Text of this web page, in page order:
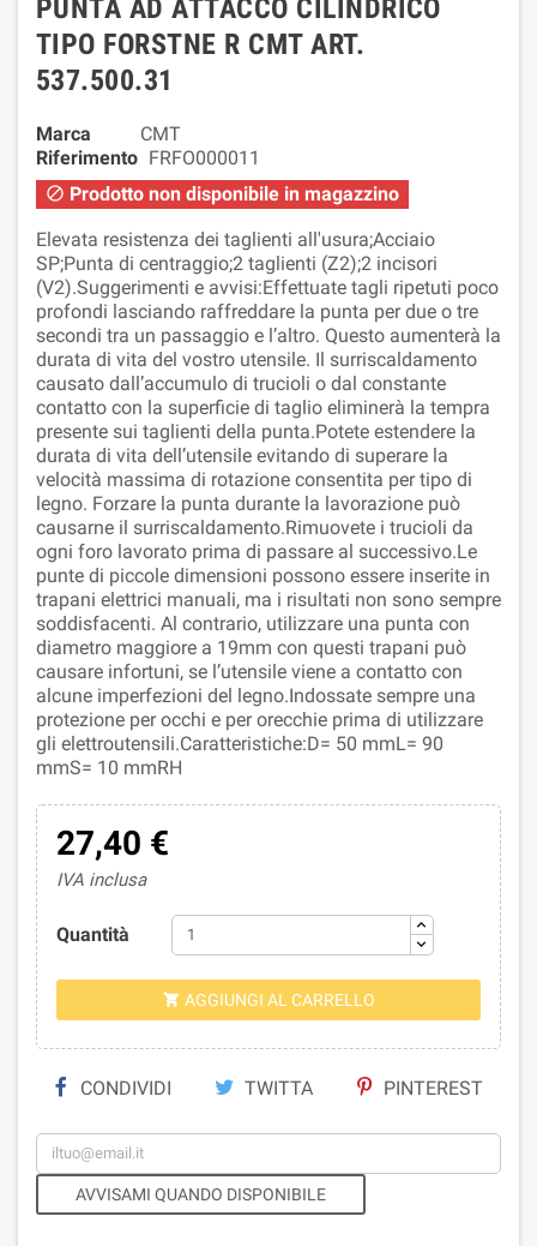
PUNTA AD ATTACCO CILINDRICO
TIPO FORSTNE R CMT ART.
537.500.31
Marca
CMT
Riferimento FRFO000011
 Prodotto non disponibile in magazzino
Elevata resistenza dei taglienti all'usura;Acciaio
SP;Punta di centraggio;2 taglienti (Z2);2 incisori
(V2).Suggerimenti e avvisi:Effettuate tagli ripetuti poco
profondi lasciando raffreddare la punta per due o tre
secondi tra un passaggio e l’altro. Questo aumenterà la
durata di vita del vostro utensile. Il surriscaldamento
causato dall’accumulo di trucioli o dal constante
contatto con la superficie di taglio eliminerà la tempra
presente sui taglienti della punta.Potete estendere la
durata di vita dell’utensile evitando di superare la
velocità massima di rotazione consentita per tipo di
legno. Forzare la punta durante la lavorazione può
causarne il surriscaldamento.Rimuovete i trucioli da
ogni foro lavorato prima di passare al successivo.Le
punte di piccole dimensioni possono essere inserite in
trapani elettrici manuali, ma i risultati non sono sempre
soddisfacenti. Al contrario, utilizzare una punta con
diametro maggiore a 19mm con questi trapani può
causare infortuni, se l’utensile viene a contatto con
alcune imperfezioni del legno.Indossate sempre una
protezione per occhi e per orecchie prima di utilizzare
gli elettroutensili.Caratteristiche:D= 50 mmL= 90
mmS= 10 mmRH
27,40 €
IVA inclusa
Quantità
 AGGIUNGI AL CARRELLO
CONDIVIDI TWITTA PINTEREST
AVVISAMI QUANDO DISPONIBILE